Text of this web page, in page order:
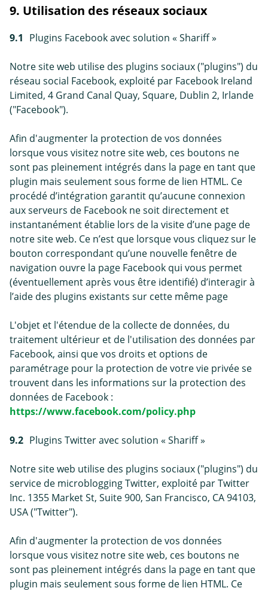
9. Utilisation des réseaux sociaux
9.1 Plugins Facebook avec solution « Shariff »
Notre site web utilise des plugins sociaux ("plugins") du
réseau social Facebook, exploité par Facebook Ireland
Limited, 4 Grand Canal Quay, Square, Dublin 2, Irlande
("Facebook").
Afin d'augmenter la protection de vos données
lorsque vous visitez notre site web, ces boutons ne
sont pas pleinement intégrés dans la page en tant que
plugin mais seulement sous forme de lien HTML. Ce
procédé d’intégration garantit qu’aucune connexion
aux serveurs de Facebook ne soit directement et
instantanément établie lors de la visite d’une page de
notre site web. Ce n’est que lorsque vous cliquez sur le
bouton correspondant qu’une nouvelle fenêtre de
navigation ouvre la page Facebook qui vous permet
(éventuellement après vous être identifié) d’interagir à
l’aide des plugins existants sur cette même page
L'objet et l'étendue de la collecte de données, du
traitement ultérieur et de l'utilisation des données par
Facebook, ainsi que vos droits et options de
paramétrage pour la protection de votre vie privée se
trouvent dans les informations sur la protection des
données de Facebook :
https://www.facebook.com/policy.php
9.2 Plugins Twitter avec solution « Shariff »
Notre site web utilise des plugins sociaux ("plugins") du
service de microblogging Twitter, exploité par Twitter
Inc. 1355 Market St, Suite 900, San Francisco, CA 94103,
USA ("Twitter").
Afin d'augmenter la protection de vos données
lorsque vous visitez notre site web, ces boutons ne
sont pas pleinement intégrés dans la page en tant que
plugin mais seulement sous forme de lien HTML. Ce